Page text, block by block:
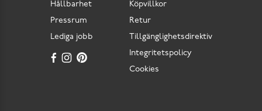
Köpvillkor
Retur
Tillgänglighetsdirektiv
Integritetspolicy
Cookies
Hållbarhet
Pressrum
Lediga jobb